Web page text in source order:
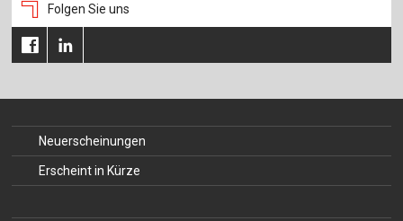
Folgen Sie uns
Neuerscheinungen
Erscheint in Kürze